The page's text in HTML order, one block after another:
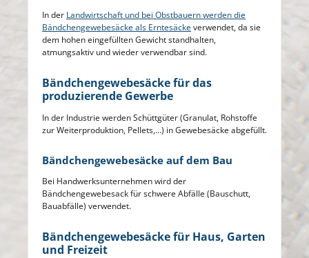
In der Landwirtschaft und bei Obstbauern werden die
Bändchengewebesäcke als Erntesäcke verwendet, da sie
dem hohen eingefüllten Gewicht standhalten,
atmungsaktiv und wieder verwendbar sind.
Bändchengewebesäcke für das
produzierende Gewerbe
In der Industrie werden Schüttgüter (Granulat, Rohstoffe
zur Weiterproduktion, Pellets,...) in Gewebesäcke abgefüllt.
Bändchengewebesäcke auf dem Bau
Bei Handwerksunternehmen wird der
Bändchengewebesack für schwere Abfälle (Bauschutt,
Bauabfälle) verwendet.
Bändchengewebesäcke für Haus, Garten
und Freizeit